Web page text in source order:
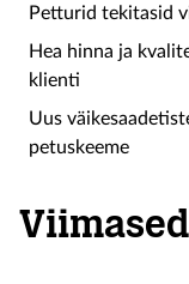
Petturid tekitasid
Hea hinna ja
klienti
Uus
petuskeeme